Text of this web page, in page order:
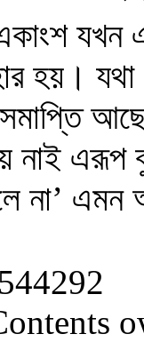
যখন
হয়।
নাই
না’ এমন